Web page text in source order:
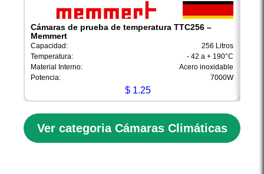
Cámaras de prueba de temperatura TTC256 –
Memmert
Capacidad:
256 Litros
Temperatura:
- 42 a + 190°C
Material Interno:
Acero inoxidable
Potencia:
7000W
$ 1.25
Ver categoria Cámaras Climáticas